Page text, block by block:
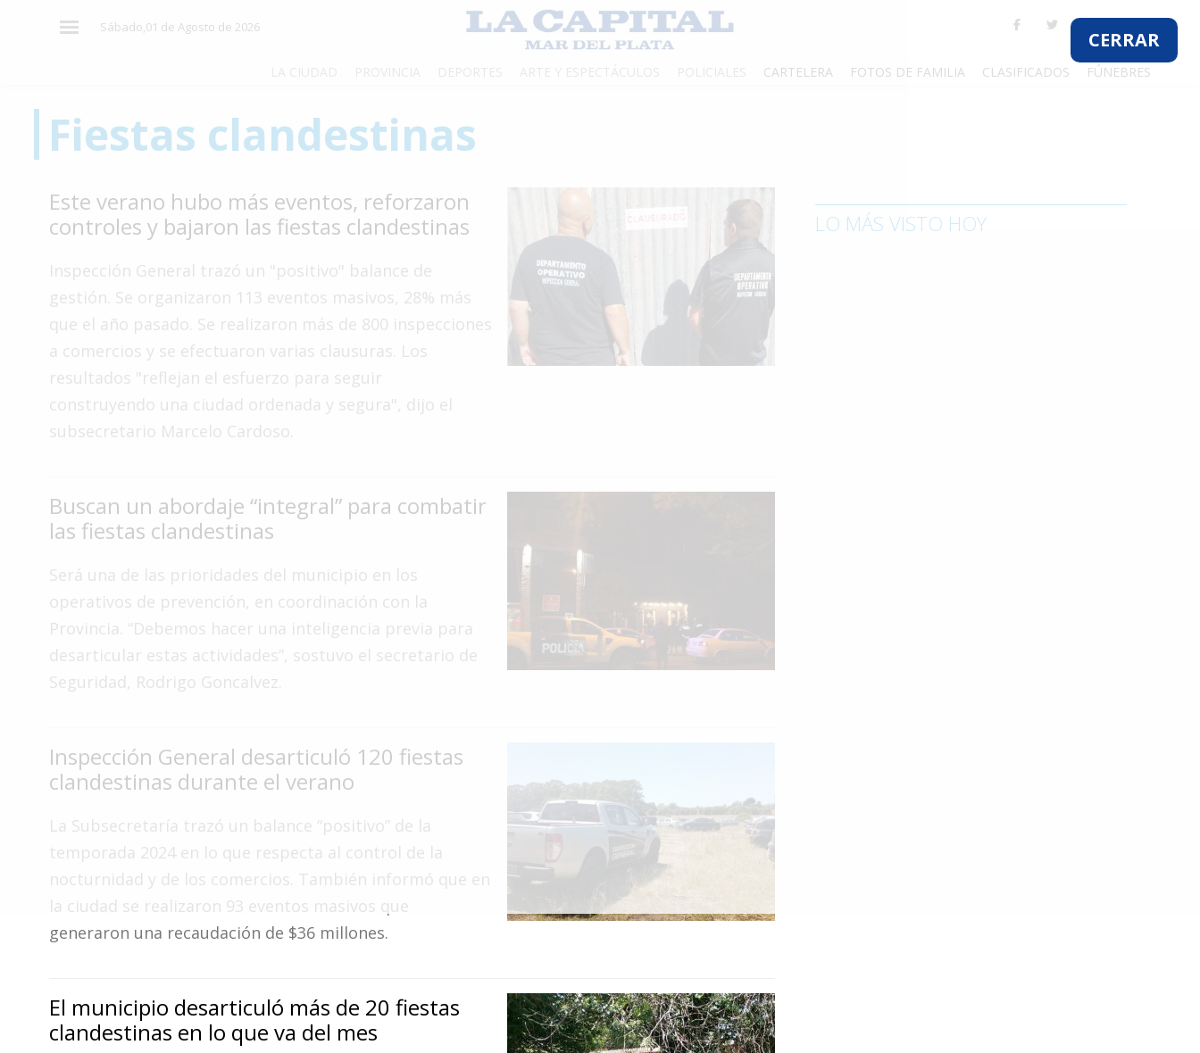
CERRAR
Sábado,01 de Agosto de 2026
CARTELERA FOTOS DE FAMILIA CLASIFICADOS FÚNEBRES
País
Mundo
Tecnología
Gastronomía
Interés
General
Ciudad
Deportes
Espectáculos
Policiales
Clasificados
Fiestas clandestinas
Este verano hubo más eventos, reforzaron
controles y bajaron las fiestas clandestinas
Inspección General trazó un "positivo" balance de
gestión. Se organizaron 113 eventos masivos, 28% más
que el año pasado. Se realizaron más de 800 inspecciones
a comercios y se efectuaron varias clausuras. Los
resultados "reflejan el esfuerzo para seguir
construyendo una ciudad ordenada y segura", dijo el
subsecretario Marcelo Cardoso.
Buscan un abordaje “integral” para combatir
las fiestas clandestinas
Será una de las prioridades del municipio en los
operativos de prevención, en coordinación con la
Provincia. “Debemos hacer una inteligencia previa para
desarticular estas actividades”, sostuvo el secretario de
Seguridad, Rodrigo Goncalvez.
Inspección General desarticuló 120 fiestas
clandestinas durante el verano
La Subsecretaría trazó un balance “positivo” de la
temporada 2024 en lo que respecta al control de la
nocturnidad y de los comercios. También informó que en
la ciudad se realizaron 93 eventos masivos que
generaron una recaudación de $36 millones.
El municipio desarticuló más de 20 fiestas
clandestinas en lo que va del mes
LO MÁS VISTO HOY